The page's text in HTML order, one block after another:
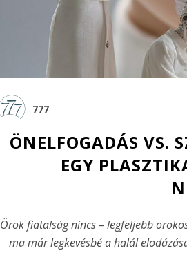
777
ÖNELFOGADÁS VS.
EGY
Örök fiatalság nincs – legfeljebb
ma már legkevésbé a halál